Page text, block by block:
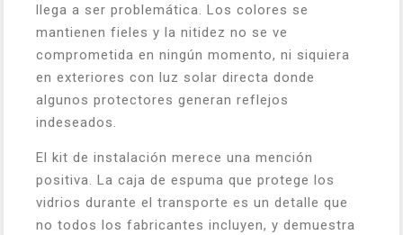
llega a ser problemática. Los colores se
mantienen fieles y la nitidez no se ve
comprometida en ningún momento, ni siquiera
en exteriores con luz solar directa donde
algunos protectores generan reflejos
indeseados.
El kit de instalación merece una mención
positiva. La caja de espuma que protege los
vidrios durante el transporte es un detalle que
no todos los fabricantes incluyen, y demuestra